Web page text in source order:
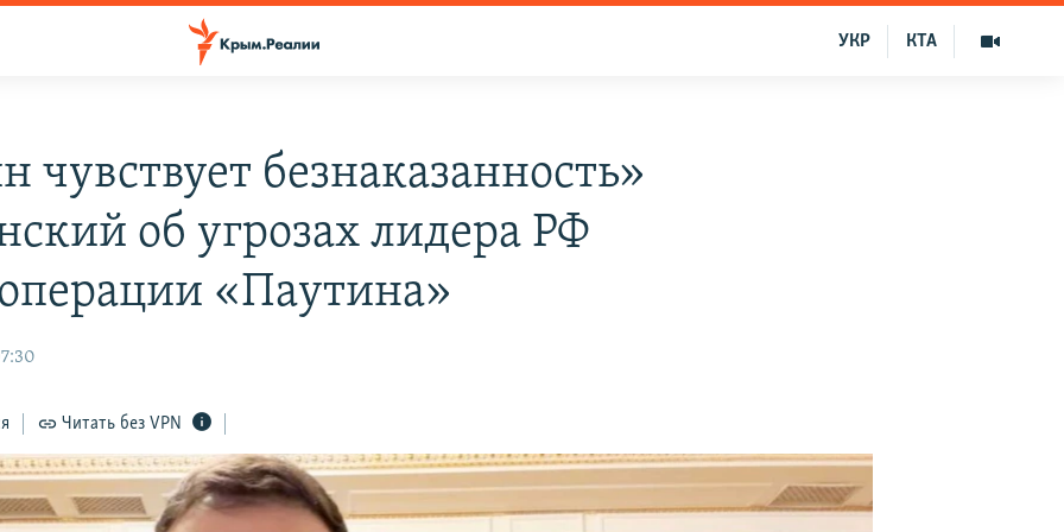
КТА
УКР
чувствует безнаказанность»
об угрозах лидера РФ
«Паутина»
Читать без VPN